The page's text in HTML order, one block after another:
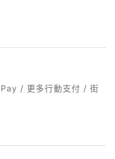
/ 更多行動支付 / 街